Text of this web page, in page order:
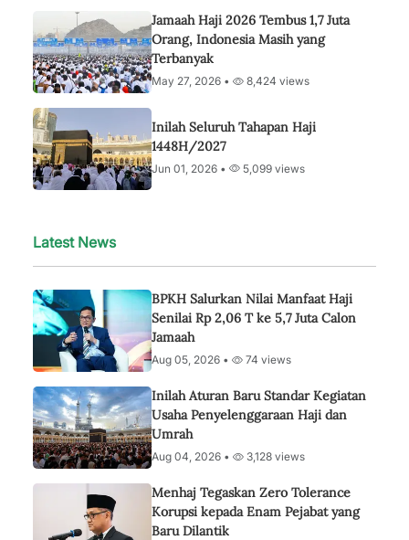
Jamaah Haji 2026 Tembus 1,7 Juta
Orang, Indonesia Masih yang
Terbanyak
May 27, 2026 • 8,424 views
Inilah Seluruh Tahapan Haji
1448H/2027
Jun 01, 2026 • 5,099 views
Latest News
BPKH Salurkan Nilai Manfaat Haji
Senilai Rp 2,06 T ke 5,7 Juta Calon
Jamaah
Aug 05, 2026 • 74 views
Inilah Aturan Baru Standar Kegiatan
Usaha Penyelenggaraan Haji dan
Umrah
Aug 04, 2026 • 3,128 views
Menhaj Tegaskan Zero Tolerance
Korupsi kepada Enam Pejabat yang
Baru Dilantik